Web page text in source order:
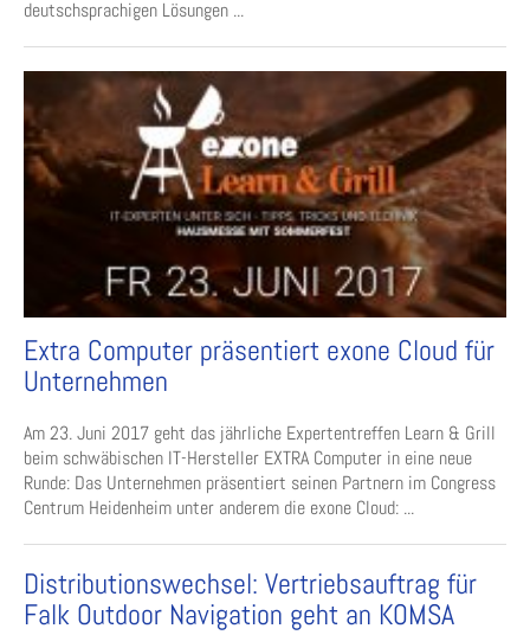
deutschsprachigen Lösungen ...
Extra Computer präsentiert exone Cloud für
Unternehmen
Am 23. Juni 2017 geht das jährliche Expertentreffen Learn & Grill
beim schwäbischen IT-Hersteller EXTRA Computer in eine neue
Runde: Das Unternehmen präsentiert seinen Partnern im Congress
Centrum Heidenheim unter anderem die exone Cloud: ...
Distributionswechsel: Vertriebsauftrag für
Falk Outdoor Navigation geht an KOMSA